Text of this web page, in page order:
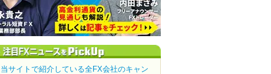
当サイトで紹介している全FX会社のキャン